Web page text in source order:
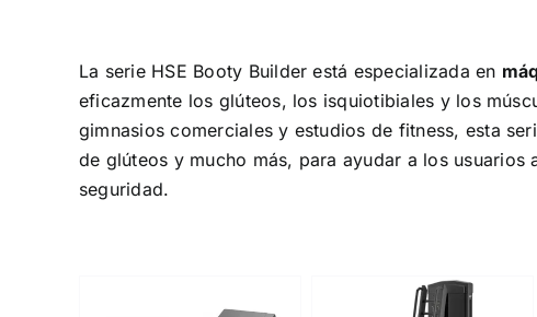
La serie HSE Booty Builder está especializada en
eficazmente los glúteos, los isquiotibiales y los
gimnasios comerciales y estudios de fitness, esta
de glúteos y mucho más, para ayudar a los
seguridad.